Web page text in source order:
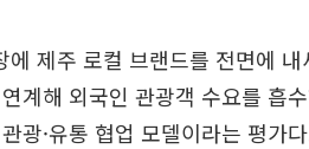
에 제주 로컬 브랜드를 전면에
계해 외국인 관광객 수요를 흡
광·유통 협업 모델이라는 평가